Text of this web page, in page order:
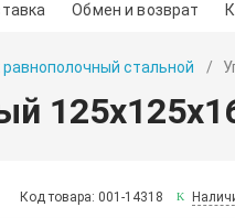
Обмен и возврат
равнополочный стальной
Код товара: 001-14318